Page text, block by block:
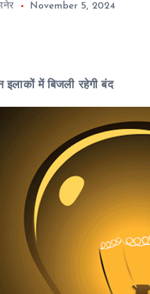
November 5, 2024
में बिजली रहेगी बंद